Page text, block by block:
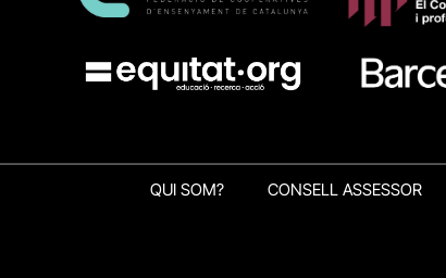
QUI SOM? CONSELL ASSESSOR